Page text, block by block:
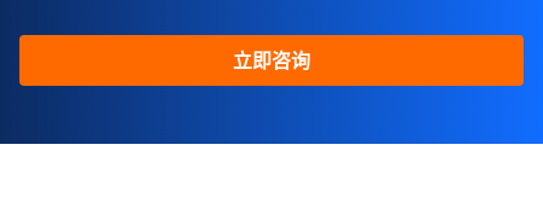
立即咨询